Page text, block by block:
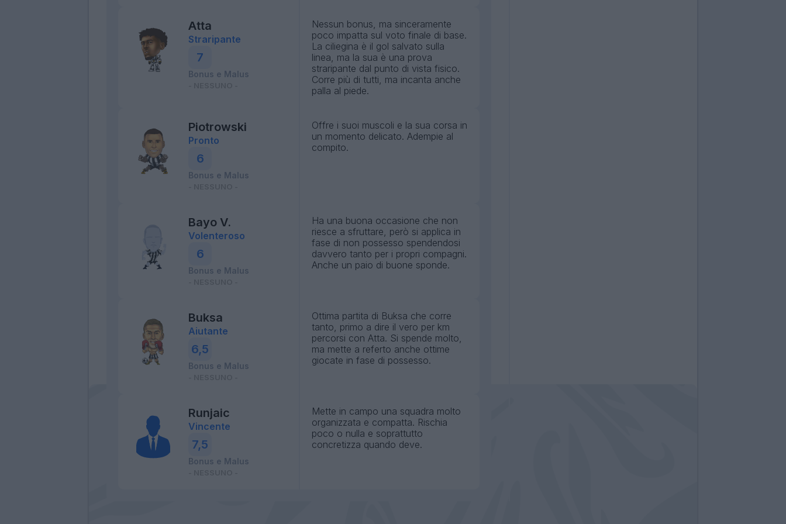
Atta
Straripante
7
Bonus e Malus
Nessun bonus, ma sinceramente
poco impatta sul voto finale di base.
La ciliegina è il gol salvato sulla
linea, ma la sua è una prova
straripante dal punto di vista fisico.
Corre più di tutti, ma incanta anche
palla al piede.
Piotrowski
Pronto
6
Bonus e Malus
Offre i suoi muscoli e la sua corsa in
un momento delicato. Adempie al
compito.
Bayo V.
Volenteroso
6
Bonus e Malus
Ha una buona occasione che non
riesce a sfruttare, però si applica in
fase di non possesso spendendosi
davvero tanto per i propri compagni.
Anche un paio di buone sponde.
Buksa
Aiutante
6,5
Bonus e Malus
Ottima partita di Buksa che corre
tanto, primo a dire il vero per km
percorsi con Atta. Si spende molto,
ma mette a referto anche ottime
giocate in fase di possesso.
Runjaic
Vincente
7,5
Bonus e Malus
Mette in campo una squadra molto
organizzata e compatta. Rischia
poco o nulla e soprattutto
concretizza quando deve.